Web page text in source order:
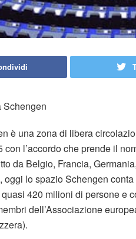
Schengen
è una zona di libera
con l’accordo che prende il
da Belgio, Francia,
oggi lo spazio Schengen
420 milioni di persone e
dell’Associazione